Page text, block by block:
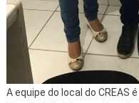
A equipe do local do CREAS